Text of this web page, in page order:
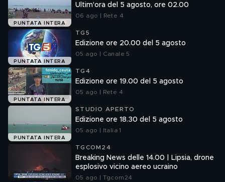
PUNTATA INTERA
Ultim'ora del 5 agosto, ore 02.00
06 ago | Rete 4
PUNTATA INTERA
TG5
Edizione ore 20.00 del 5 agosto
05 ago | Canale 5
PUNTATA INTERA
TG4
Edizione ore 19.00 del 5 agosto
05 ago | Rete 4
PUNTATA INTERA
STUDIO APERTO
Edizione ore 18.30 del 5 agosto
05 ago | Italia 1
TGCOM24
Breaking News delle 14.00 | Lipsia, drone
esplosivo vicino aereo ucraino
05 ago | Tgcom24